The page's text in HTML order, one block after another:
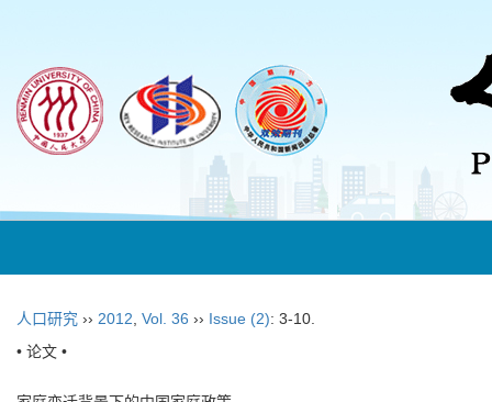
人口研究 ›› 2012 Vol. 36 ›› Issue (2): 3-10.
• 论文 •